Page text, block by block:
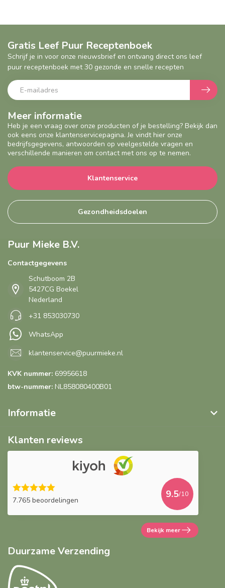
Meer informatie
Heb je een vraag over onze producten of je bestelling? Bekijk dan
ook eens onze klantenservicepagina. Je vindt hier onze
bedrijfsgegevens, antwoorden op veelgestelde vragen en
verschillende manieren om contact met ons op te nemen.
Klantenservice
Gezondheidsdoelen
Gratis Leef Puur Receptenboek
Schrijf je in voor onze nieuwsbrief en ontvang direct ons leef
puur receptenboek met 30 gezonde en snelle recepten
Puur Mieke B.V.
Contactgegevens
Schutboom 2B
5427CG Boekel
Nederland
+31 853030730
WhatsApp
klantenservice@puurmieke.nl
KVK nummer: 69956618
btw-nummer: NL858080400B01
Informatie
Klanten reviews
7.765 beoordelingen
9.5/10
Bekijk meer
Duurzame Verzending